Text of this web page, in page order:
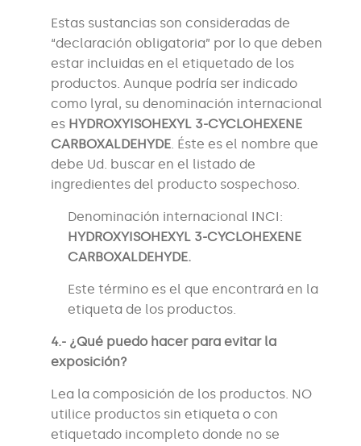
Estas sustancias son consideradas de
“declaración obligatoria” por lo que deben
estar incluidas en el etiquetado de los
productos. Aunque podría ser indicado
como lyral, su denominación internacional
es HYDROXYISOHEXYL 3-CYCLOHEXENE
CARBOXALDEHYDE. Éste es el nombre que
debe Ud. buscar en el listado de
ingredientes del producto sospechoso.
Denominación internacional INCI:
HYDROXYISOHEXYL 3-CYCLOHEXENE
CARBOXALDEHYDE.
Este término es el que encontrará en la
etiqueta de los productos.
4.- ¿Qué puedo hacer para evitar la
exposición?
Lea la composición de los productos. NO
utilice productos sin etiqueta o con
etiquetado incompleto donde no se